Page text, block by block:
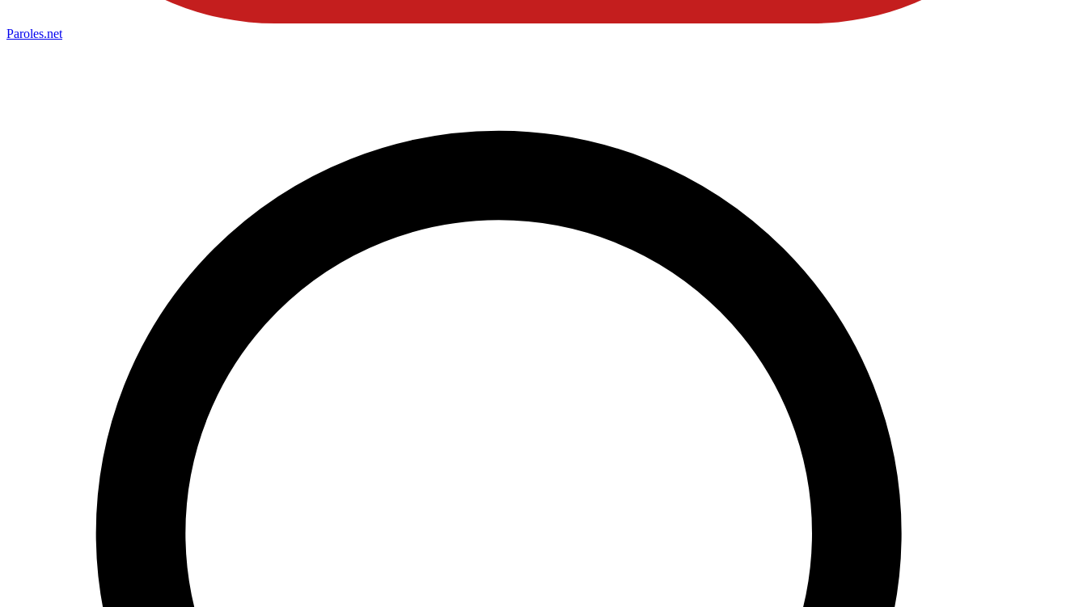
Paroles.net